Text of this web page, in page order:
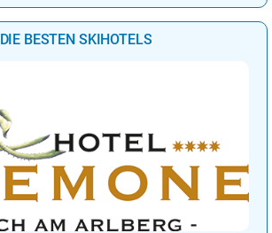
DIE BESTEN SKIHOTELS